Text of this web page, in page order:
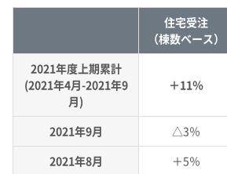
住宅受注
（棟数ベース）
2021年度上期累計
(2021年4月-2021年9
月)
＋11％
2021年9月 △3％
2021年8月
＋5％